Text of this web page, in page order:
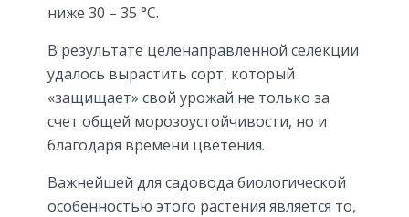
ниже 30 – 35 °С.
В результате целенаправленной селекции
удалось вырастить сорт, который
«защищает» свой урожай не только за
счет общей морозоустойчивости, но и
благодаря времени цветения.
Важнейшей для садовода биологической
особенностью этого растения является то,